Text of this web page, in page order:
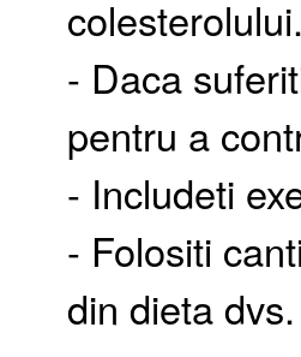
colesterolului.
- Daca
pentru a
- Includeti
- Folositi
din dieta dvs.